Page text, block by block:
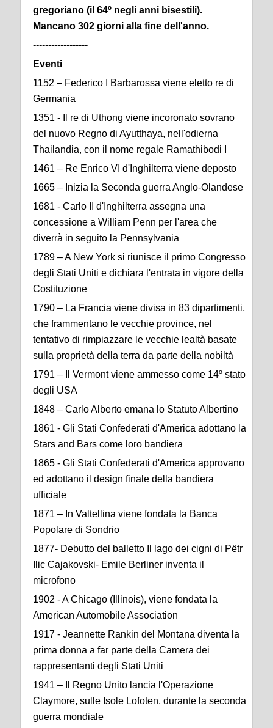
gregoriano (il 64º negli anni bisestili).
Mancano 302 giorni alla fine dell'anno.
------------------
Eventi
1152 – Federico I Barbarossa viene eletto re di
Germania
1351 - Il re di Uthong viene incoronato sovrano
del nuovo Regno di Ayutthaya, nell'odierna
Thailandia, con il nome regale Ramathibodi I
1461 – Re Enrico VI d'Inghilterra viene deposto
1665 – Inizia la Seconda guerra Anglo-Olandese
1681 - Carlo II d'Inghilterra assegna una
concessione a William Penn per l'area che
diverrà in seguito la Pennsylvania
1789 – A New York si riunisce il primo Congresso
degli Stati Uniti e dichiara l'entrata in vigore della
Costituzione
1790 – La Francia viene divisa in 83 dipartimenti,
che frammentano le vecchie province, nel
tentativo di rimpiazzare le vecchie lealtà basate
sulla proprietà della terra da parte della nobiltà
1791 – Il Vermont viene ammesso come 14º stato
degli USA
1848 – Carlo Alberto emana lo Statuto Albertino
1861 - Gli Stati Confederati d'America adottano la
Stars and Bars come loro bandiera
1865 - Gli Stati Confederati d'America approvano
ed adottano il design finale della bandiera
ufficiale
1871 – In Valtellina viene fondata la Banca
Popolare di Sondrio
1877- Debutto del balletto Il lago dei cigni di Pëtr
Ilic Cajakovski- Emile Berliner inventa il
microfono
1902 - A Chicago (Illinois), viene fondata la
American Automobile Association
1917 - Jeannette Rankin del Montana diventa la
prima donna a far parte della Camera dei
rappresentanti degli Stati Uniti
1941 – Il Regno Unito lancia l'Operazione
Claymore, sulle Isole Lofoten, durante la seconda
guerra mondiale